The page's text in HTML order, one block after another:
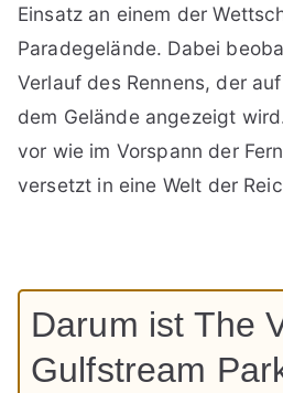
Einsatz an einem der
Paradegelände. Dabei
Verlauf des Rennens, der
dem Gelände angezeigt
vor wie im Vorspann der
versetzt in eine Welt der
Darum ist The
Gulfstream